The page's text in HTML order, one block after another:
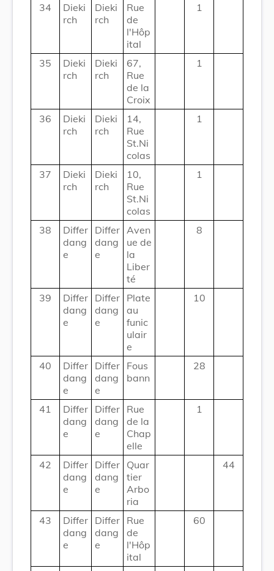
34
Dieki
rch
Dieki
rch
Rue
de
l'Hôp
ital
1
35
Dieki
rch
Dieki
rch
67,
Rue
de la
Croix
1
36
Dieki
rch
Dieki
rch
14,
Rue
St.Ni
colas
1
37
Dieki
rch
Dieki
rch
10,
Rue
St.Ni
colas
1
38
Differ
dang
e
Differ
dang
e
Aven
ue de
la
Liber
té
8
39
Differ
dang
e
Differ
dang
e
Plate
au
funic
ulair
e
10
40
Differ
dang
e
Differ
dang
e
Fous
bann
28
41
Differ
dang
e
Differ
dang
e
Rue
de la
Chap
elle
1
42
Differ
dang
e
Differ
dang
e
Quar
tier
Arbo
ria
44
43
Differ
dang
e
Differ
dang
e
Rue
de
l'Hôp
ital
60